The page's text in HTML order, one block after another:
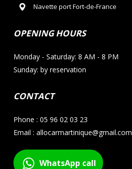
Navette port Fort-de-France
OPENING HOURS
Monday - Saturday: 8 AM - 8 PM
Sunday: by reservation
CONTACT
Phone : 05 96 02 03 23
Email : allocarmartinique@gmail.com
WhatsApp call